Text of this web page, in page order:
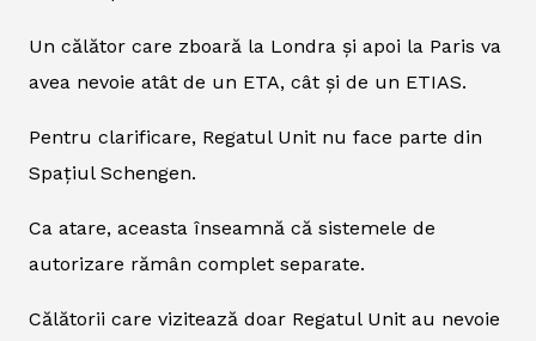
Un călător care zboară la Londra și apoi la Paris va
avea nevoie atât de un ETA, cât și de un ETIAS.
Pentru clarificare, Regatul Unit nu face parte din
Spațiul Schengen.
Ca atare, aceasta înseamnă că sistemele de
autorizare rămân complet separate.
Călătorii care vizitează doar Regatul Unit au nevoie